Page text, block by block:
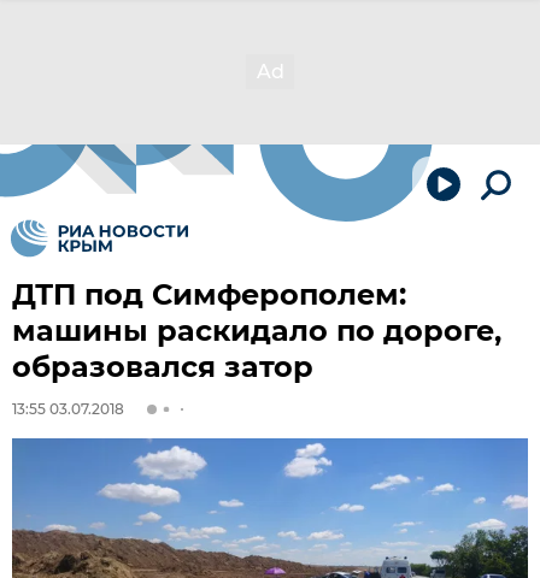
ДТП под Симферополем:
машины раскидало по дороге,
образовался затор
13:55 03.07.2018